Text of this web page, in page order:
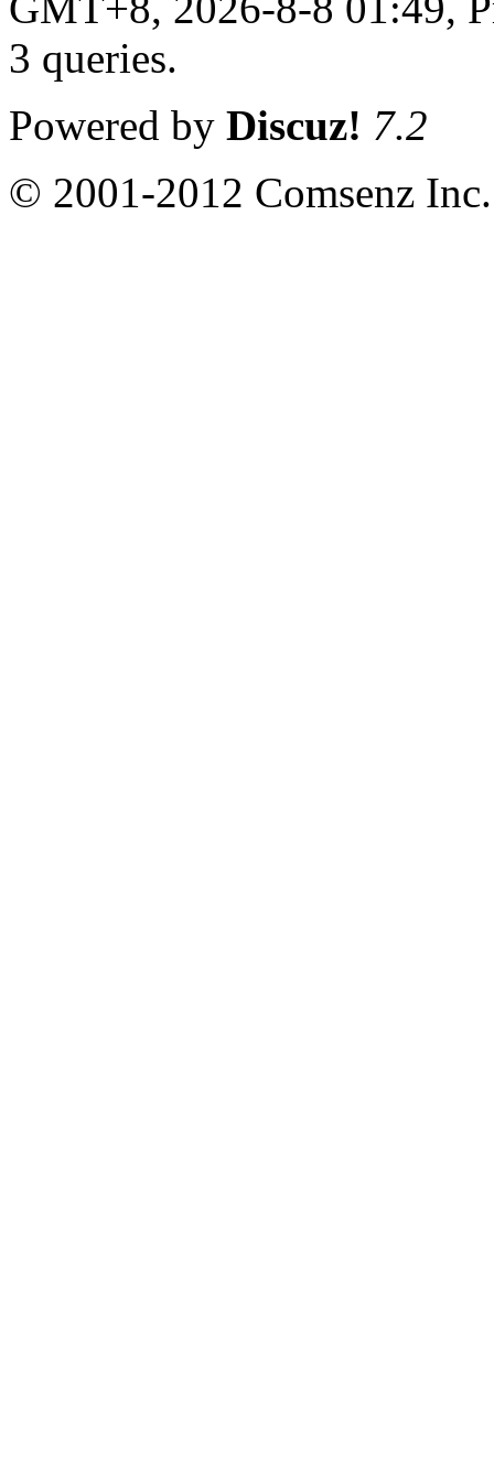
3 queries.
Powered by Discuz! 7.2
© 2001-2012 Comsenz Inc.